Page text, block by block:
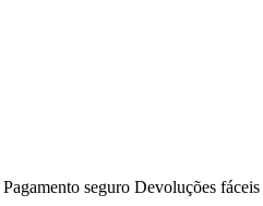
Pagamento seguro Devoluções fáceis